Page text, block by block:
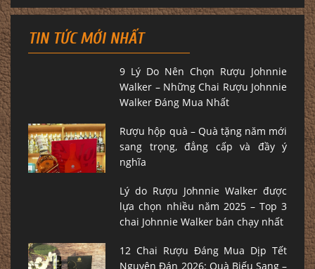
TIN TỨC MỚI NHẤT
9 Lý Do Nên Chọn Rượu Johnnie
Walker – Những Chai Rượu Johnnie
Walker Đáng Mua Nhất
Rượu hộp quà – Quà tặng năm mới
sang trọng, đẳng cấp và đầy ý
nghĩa
Lý do Rượu Johnnie Walker được
lựa chọn nhiều năm 2025 – Top 3
chai Johnnie Walker bán chạy nhất
12 Chai Rượu Đáng Mua Dịp Tết
Nguyên Đán 2026: Quà Biếu Sang –